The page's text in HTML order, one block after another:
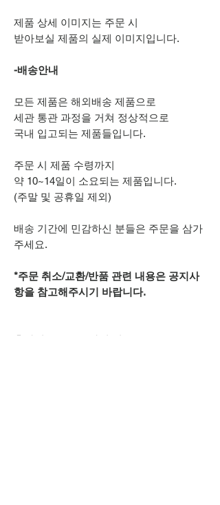
제품 상세 이미지는 주문 시
받아보실 제품의 실제 이미지입니다.
-배송안내
모든 제품은 해외배송 제품으로
세관 통관 과정을 거쳐 정상적으로
국내 입고되는 제품들입니다.
주문 시 제품 수령까지
약 10~14일이 소요되는 제품입니다.
(주말 및 공휴일 제외)
배송 기간에 민감하신 분들은 주문을 삼가
주세요.
*주문 취소/교환/반품 관련 내용은 공지사
항을 참고해주시기 바랍니다.
추가적으로 궁금하신 점은